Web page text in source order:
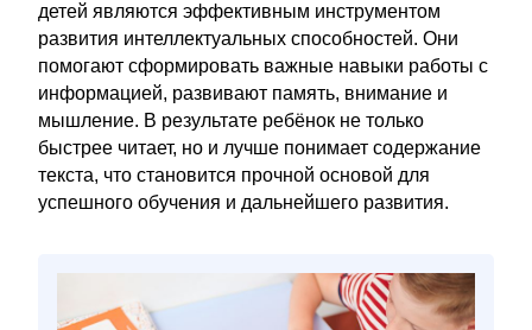
детей являются эффективным инструментом
развития интеллектуальных способностей. Они
помогают сформировать важные навыки работы с
информацией, развивают память, внимание и
мышление. В результате ребёнок не только
быстрее читает, но и лучше понимает содержание
текста, что становится прочной основой для
успешного обучения и дальнейшего развития.